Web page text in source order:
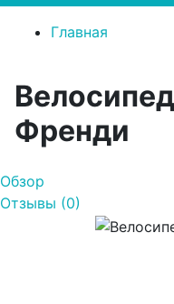
Главная
Френди
Обзор
Отзывы (0)